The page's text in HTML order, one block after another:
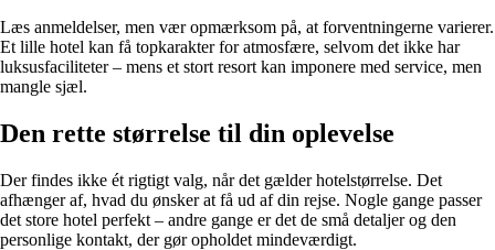
Læs anmeldelser, men vær opmærksom på, at forventningerne varierer.
Et lille hotel kan få topkarakter for atmosfære, selvom det ikke har
luksusfaciliteter – mens et stort resort kan imponere med service, men
mangle sjæl.
Den rette størrelse til din oplevelse
Der findes ikke ét rigtigt valg, når det gælder hotelstørrelse. Det
afhænger af, hvad du ønsker at få ud af din rejse. Nogle gange passer
det store hotel perfekt – andre gange er det de små detaljer og den
personlige kontakt, der gør opholdet mindeværdigt.